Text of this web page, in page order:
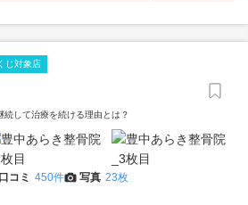
じ対象店
して治療を続ける理由とは？
口コミ 450件 写真 23枚